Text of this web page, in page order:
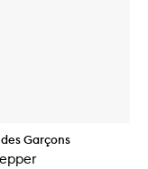
Garçons